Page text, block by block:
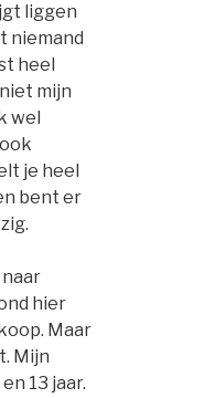
liggen
niemand
heel
mijn
wel
je heel
bent er
hier
Maar
Mijn
13 jaar.